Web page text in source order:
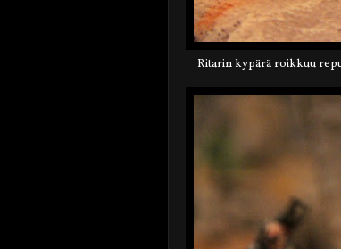
Ritarin kypärä roikkuu